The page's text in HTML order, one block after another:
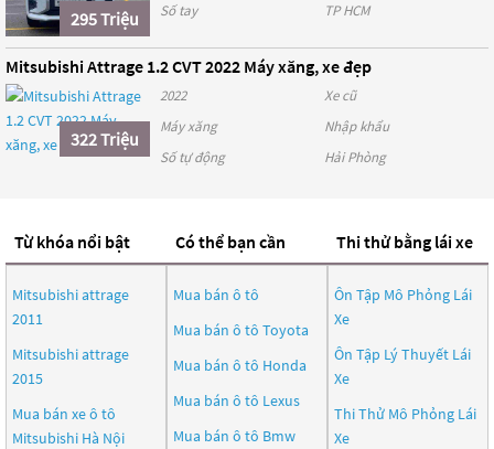
295 Triệu
Số tay
TP HCM
Mitsubishi Attrage 1.2 CVT 2022 Máy xăng, xe đẹp
322 Triệu
2022
Xe cũ
Máy xăng
Nhập khẩu
Số tự động
Hải Phòng
Từ khóa nổi bật
Mitsubishi attrage
2011
Mitsubishi attrage
2015
Mua bán xe ô tô
Mitsubishi Hà Nội
Có thể bạn cần
Mua bán ô tô
Mua bán ô tô Toyota
Mua bán ô tô Honda
Mua bán ô tô Lexus
Mua bán ô tô Bmw
Thi thử bằng lái xe
Ôn Tập Mô Phỏng Lái
Xe
Ôn Tập Lý Thuyết Lái
Xe
Thi Thử Mô Phỏng Lái
Xe